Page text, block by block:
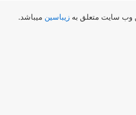
سایت متعلق بهزیباسینمیباشد.